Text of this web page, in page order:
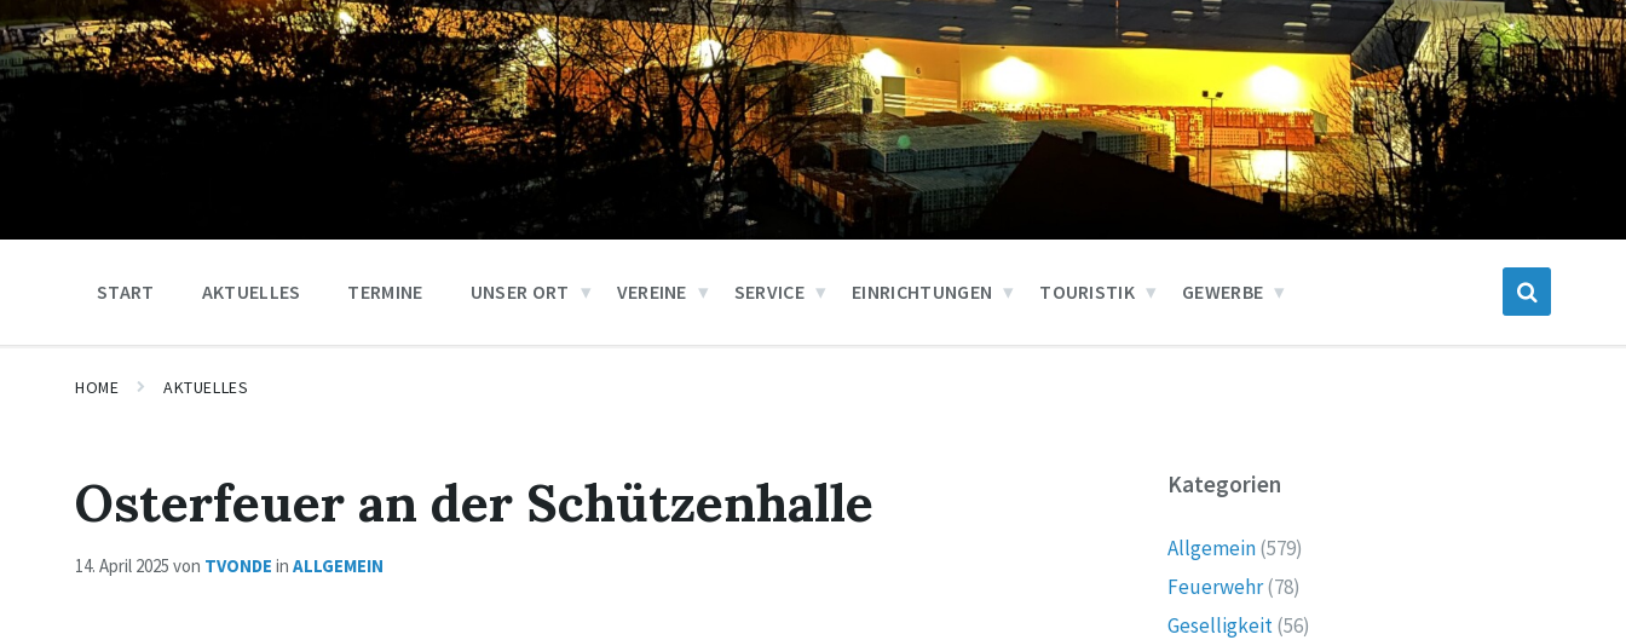
START AKTUELLES TERMINE UNSER ORT VEREINE SERVICE EINRICHTUNGEN TOURISTIK GEWERBE
HOME AKTUELLES
Osterfeuer an der Schützenhalle
14. April 2025 von TVONDE in ALLGEMEIN
Kategorien
Allgemein(579)
Feuerwehr(78)
Geselligkeit(56)